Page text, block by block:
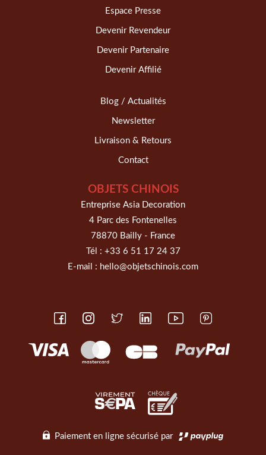
Espace Presse
Devenir Revendeur
Devenir Partenaire
Devenir Affilié
Blog / Actualités
Newsletter
Livraison & Retours
Contact
OBJETS CHINOIS
Entreprise Asia Decoration
4 Parc des Fontenelles
78870 Bailly - France
Tél : +33 6 51 17 24 37
E-mail : hello@objetschinois.com
Paiement en ligne sécurisé par